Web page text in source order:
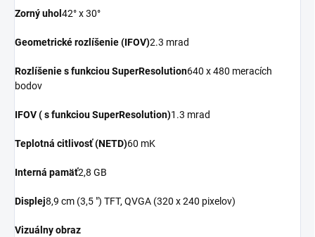
Zorný uhol 42° x 30°
Geometrické rozlíšenie (IFOV)2.3 mrad
Rozlíšenie s funkciou SuperResolution640 x 480 meracích
bodov
IFOV ( s funkciou SuperResolution)1.3 mrad
Teplotná citlivosť (NETD)60 mK
Interná pamäť2,8 GB
Displej8,9 cm (3,5 ") TFT, QVGA (320 x 240 pixelov)
Vizuálny obraz